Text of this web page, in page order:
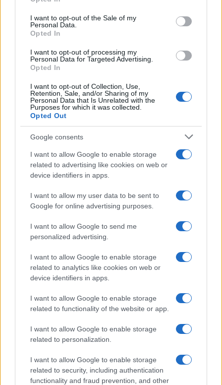
use your data for below specified purposes in below Google
consent section.
I want to opt-out of the Sale of my
Personal Data.
Opted In
I want to opt-out of processing my
Personal Data for Targeted Advertising.
Opted In
I want to opt-out of Collection, Use,
Retention, Sale, and/or Sharing of my
Personal Data that Is Unrelated with the
Purposes for which it was collected.
Opted Out
Google consents
I want to allow Google to enable storage
related to advertising like cookies on web or
device identifiers in apps.
I want to allow my user data to be sent to
Google for online advertising purposes.
I want to allow Google to send me
personalized advertising.
I want to allow Google to enable storage
related to analytics like cookies on web or
device identifiers in apps.
I want to allow Google to enable storage
related to functionality of the website or app.
I want to allow Google to enable storage
related to personalization.
I want to allow Google to enable storage
related to security, including authentication
functionality and fraud prevention, and other
NECROLOGIE
Mario Malu
Martina Agostina Diturco
I nostri cari
I nostri cari